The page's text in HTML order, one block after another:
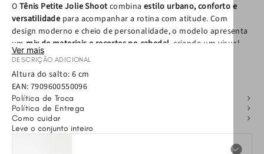
O Tênis Petite Jolie Shoot combinaestilo urbano, conforto e
versatilidade para acompanhar a rotina com atitude. Com
design moderno e cheio de personalidade, o modelo apresenta
um mix de materiais e recortes no cabedal , criando um visual
alinhado às tendências e fácil de combinar com diferentes
produções.
Pensado para oferecer conforto ao longo do dia, o tênis possui
palmilha macia com forro em tecido e espuma
, que proporciona
sensação agradável ao caminhar. Já o
modelagem caixagarante aderência, estabilidade e
Ver mais
DESCRIÇÃO ADICIONAL
Altura do salto: 6 cm
EAN: 7909600550096
Política de Troca
Política de Entrega
Como cuidar
Leve o conjunto inteiro